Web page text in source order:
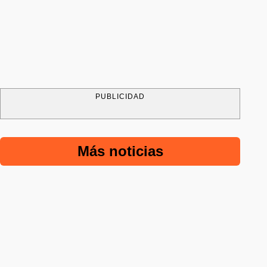
PUBLICIDAD
Más noticias